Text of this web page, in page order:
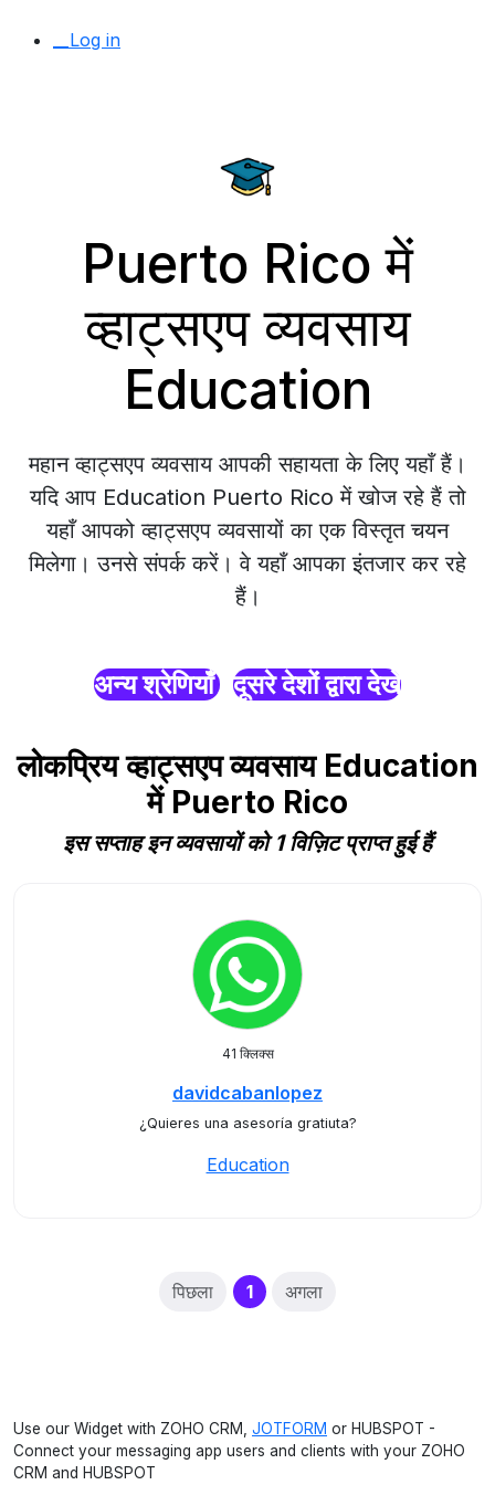
__Log in
Puerto Rico में
व्हाट्सएप व्यवसाय
Education
महान व्हाट्सएप व्यवसाय आपकी सहायता के लिए यहाँ हैं।
यदि आप Education Puerto Rico में खोज रहे हैं तो
यहाँ आपको व्हाट्सएप व्यवसायों का एक विस्तृत चयन
मिलेगा। उनसे संपर्क करें। वे यहाँ आपका इंतजार कर रहे
हैं।
अन्य श्रेणियाँ दूसरे देशों द्वारा देखें
लोकप्रिय व्हाट्सएप व्यवसाय Education
में Puerto Rico
इस सप्ताह इन व्यवसायों को 1 विज़िट प्राप्त हुई हैं
41 क्लिक्स
davidcabanlopez
¿Quieres una asesoría gratiuta?
Education
पिछला 1(current)
अगला
Use our Widget with ZOHO CRM, JOTFORM or HUBSPOT -
Connect your messaging app users and clients with your ZOHO
CRM and HUBSPOT